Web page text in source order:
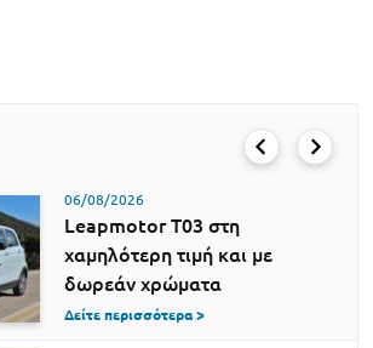
06/08/2026
Leapmotor T03 στη
χαμηλότερη τιμή και με
δωρεάν χρώματα
Δείτε περισσότερα >